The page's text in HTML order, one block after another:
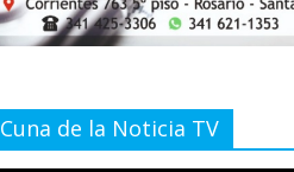
Cuna de la Noticia TV